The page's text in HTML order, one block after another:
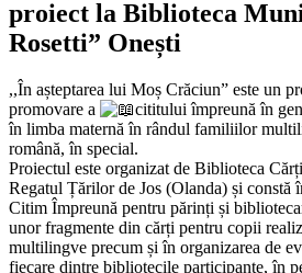
proiect la Biblioteca
Rosetti” Onești
,,În așteptarea lui Moș Crăciun” este un
promovare a
cititului împreună în
în limba maternă în rândul familiilor
română, în special.
Proiectul este organizat de Biblioteca
Regatul Țărilor de Jos (Olanda) și constă
Citim Împreună pentru părinți și
unor fragmente din cărți pentru copii
multilingve precum și în organizarea de
fiecare dintre bibliotecile participante, în